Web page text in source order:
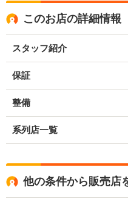
このお店の詳細情報
スタッフ紹介
保証
整備
系列店一覧
他の条件から販売店